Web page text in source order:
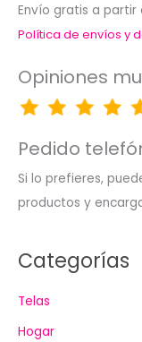
Envío gratis a partir
Política de envíos y
Opiniones
Pedido
Si lo prefieres,
productos y
Categorías
Telas
Hogar